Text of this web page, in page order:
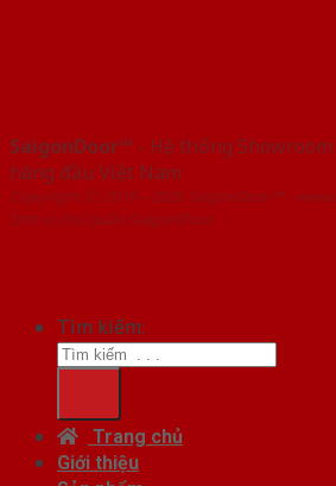
SaigonDoor™ - Hệ thống
hàng đầu Việt Nam
Copyright ⓒ 2016 – 2026 SaigonDoor™ -
Đơn vị chủ quản SaigonDoor
Tìm kiếm:
Trang chủ
Giới thiệu